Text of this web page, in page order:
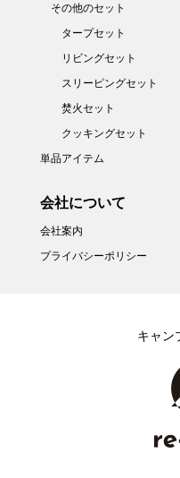
その他のセット
タープセット
リビングセット
スリーピングセット
焚火セット
クッキングセット
単品アイテム
会社について
会社案内
プライバシーポリシー
キャン